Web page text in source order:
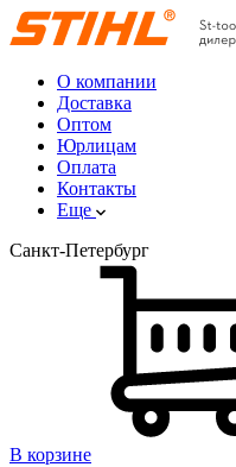
О компании
Доставка
Оптом
Юрлицам
Оплата
Контакты
Еще
Санкт-Петербург
В корзине